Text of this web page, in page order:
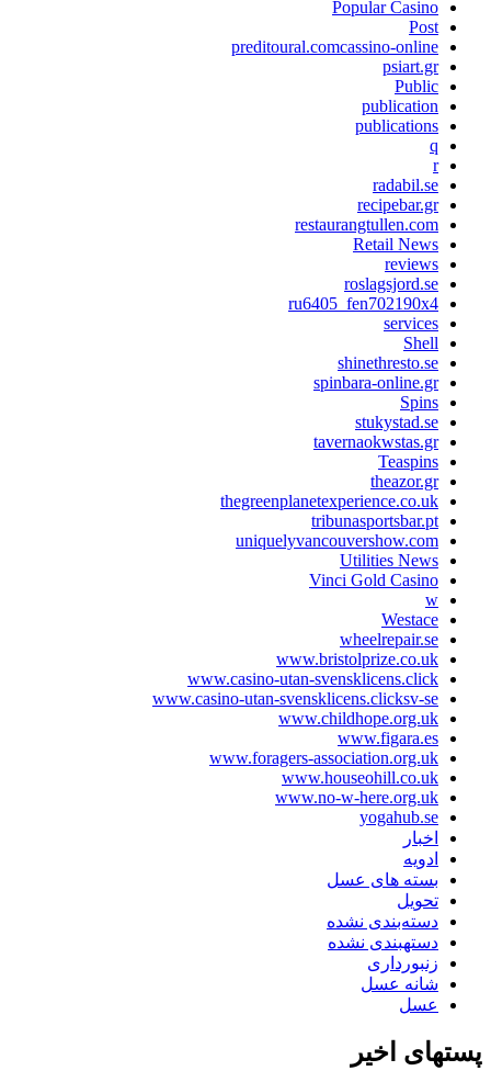
Popular Casino
Post
preditoural.comcassino-online
psiart.gr
Public
publication
publications
q
r
radabil.se
recipebar.gr
restaurangtullen.com
Retail News
reviews
roslagsjord.se
ru6405_fen702190x4
services
Shell
shinethresto.se
spinbara-online.gr
Spins
stukystad.se
tavernaokwstas.gr
Teaspins
theazor.gr
thegreenplanetexperience.co.uk
tribunasportsbar.pt
uniquelyvancouvershow.com
Utilities News
Vinci Gold Casino
w
Westace
wheelrepair.se
www.bristolprize.co.uk
www.casino-utan-svensklicens.click
www.casino-utan-svensklicens.clicksv-se
www.childhope.org.uk
www.figara.es
www.foragers-association.org.uk
www.houseohill.co.uk
www.no-w-here.org.uk
yogahub.se
اخبار
ادویه
بسته های عسل
تحویل
دسته‌بندی نشده
دستهبندی نشده
زنبورداری
شانه عسل
عسل
پستهای اخیر